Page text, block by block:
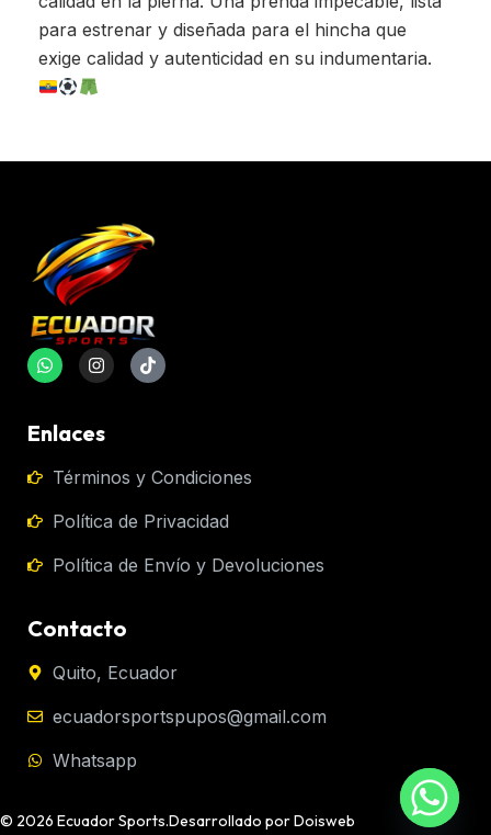
para estrenar y diseñada para el hincha que
exige calidad y autenticidad en su indumentaria.
Enlaces
Términos y Condiciones
Política de Privacidad
Política de Envío y Devoluciones
Contacto
Quito, Ecuador
ecuadorsportspupos@gmail.com
Whatsapp
© 2026 Ecuador Sports.Desarrollado por Doisweb